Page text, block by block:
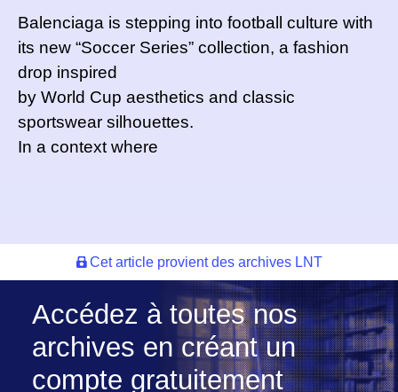
Balenciaga is stepping into football culture with
its new “Soccer Series” collection, a fashion
drop inspired
by World Cup aesthetics and classic
sportswear silhouettes.
In a context where
Cet article provient des archives LNT
Accédez à toutes nos
archives en créant un
compte gratuitement